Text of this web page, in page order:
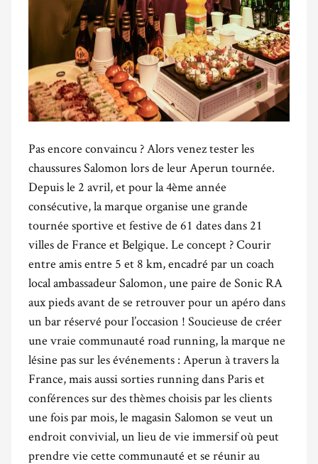
Pas encore convaincu ? Alors venez tester les
chaussures Salomon lors de leur Aperun tournée.
Depuis le 2 avril, et pour la 4ème année
consécutive, la marque organise une grande
tournée sportive et festive de 61 dates dans 21
villes de France et Belgique. Le concept ? Courir
entre amis entre 5 et 8 km, encadré par un coach
local ambassadeur Salomon, une paire de Sonic RA
aux pieds avant de se retrouver pour un apéro dans
un bar réservé pour l’occasion ! Soucieuse de créer
une vraie communauté road running, la marque ne
lésine pas sur les événements : Aperun à travers la
France, mais aussi sorties running dans Paris et
conférences sur des thèmes choisis par les clients
une fois par mois, le magasin Salomon se veut un
endroit convivial, un lieu de vie immersif où peut
prendre vie cette communauté et se réunir au